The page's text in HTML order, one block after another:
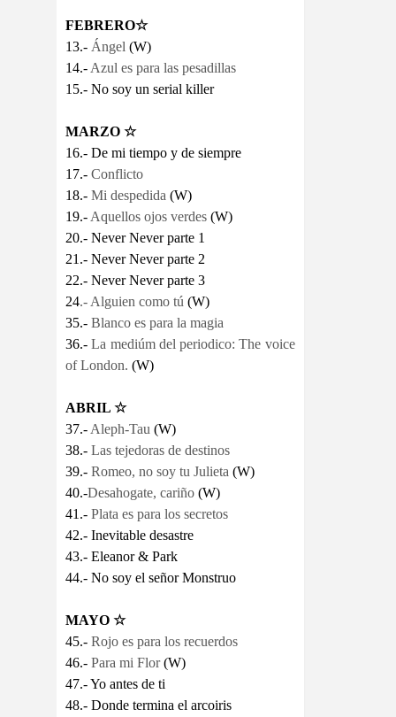
FEBRERO☆
13.- Ángel (W)
14.- Azul es para las pesadillas
15.- No soy un serial killer
MARZO ☆
16.- De mi tiempo y de siempre
17.- Conflicto
18.- Mi despedida (W)
19.- Aquellos ojos verdes (W)
20.- Never Never parte 1
21.- Never Never parte 2
22.- Never Never parte 3
24.- Alguien como tú (W)
35.- Blanco es para la magia
36.-La mediúm del periodico: The voice
of London. (W)
ABRIL ☆
37.- Aleph-Tau (W)
38.- Las tejedoras de destinos
39.- Romeo, no soy tu Julieta (W)
40.-Desahogate, cariño (W)
41.- Plata es para los secretos
42.- Inevitable desastre
43.- Eleanor & Park
44.- No soy el señor Monstruo
MAYO ☆
45.- Rojo es para los recuerdos
46.- Para mi Flor(W)
47.- Yo antes de ti
48.- Donde termina el arcoiris